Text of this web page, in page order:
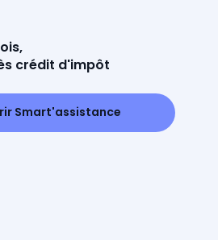
crédit d'impôt
Smart'assistance